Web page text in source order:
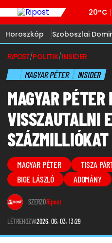
20°C
Horoszkóp Szoboszlai
RIPOST/POLITIK/INSIDER
MAGYAR PÉTER INSIDER
MAGYAR
VISSZAUTALNI
SZÁZMILLIÓKAT
MAGYAR PÉTER TISZA
BIGE LÁSZLÓ
ADOMÁNY
SZERZŐRipost
LÉTREHOZVA2026. 06. 03. 13:29